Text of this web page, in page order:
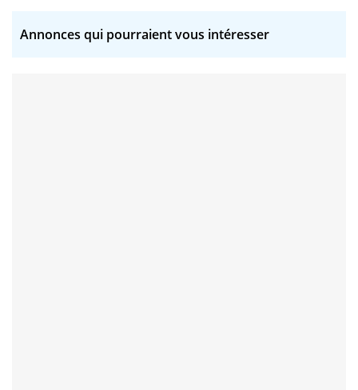
Annonces qui pourraient vous intéresser